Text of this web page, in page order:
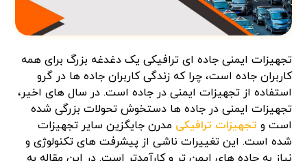
تجهیزات ایمنی جاده ای ترافیکی یک دغدغه بزرگ برای همه
کاربران جاده است، چرا که زندگی کاربران جاده ها در گرو
استفاده از تجهیزات ایمنی در جاده است. در سال های اخیر،
تجهیزات ایمنی در جاده ها دستخوش تحولات بزرگی شده
است و تجهیزات ترافیکی مدرن جایگزین سایر تجهیزات
شده است. این تغییرات ناشی از پیشرفت های تکنولوژی و